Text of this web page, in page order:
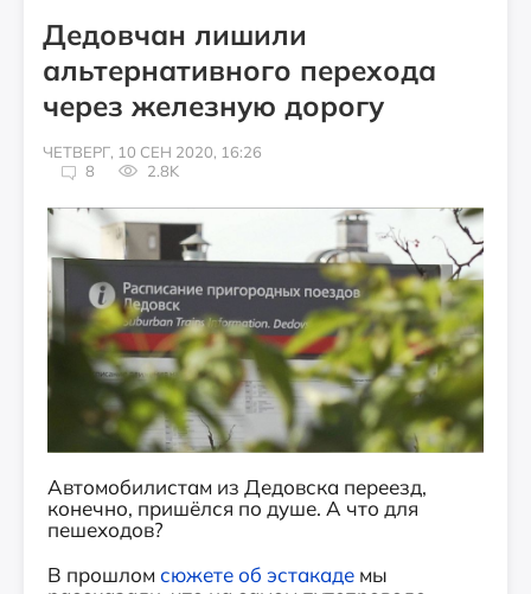
Дедовчан лишили
альтернативного перехода
через железную дорогу
ЧЕТВЕРГ, 10 СЕН 2020, 16:26
8
2.8K
Автомобилистам из Дедовска переезд,
конечно, пришёлся по душе. А что для
пешеходов?
В прошлом сюжете об эстакаде мы